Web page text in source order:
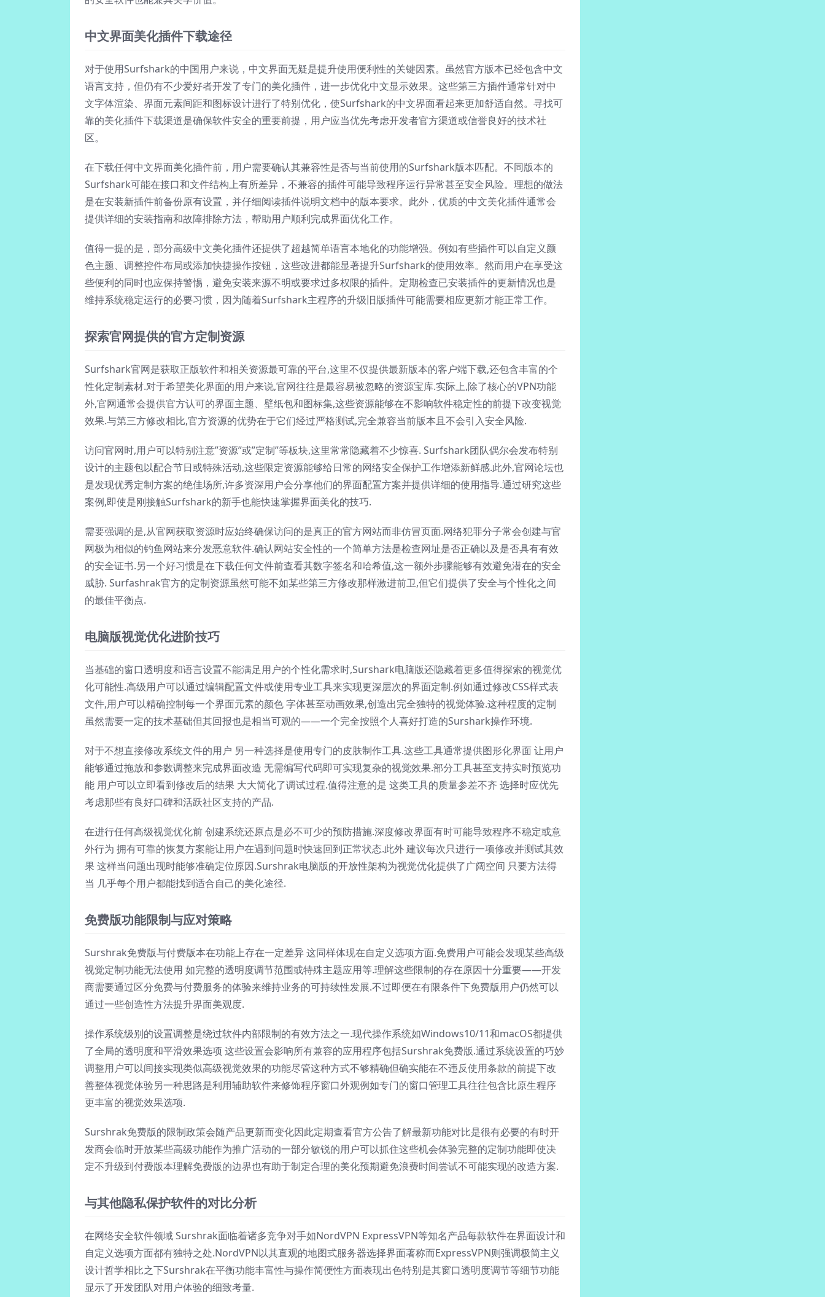
中文界面美化插件下载途径
对于使用Surfshark的中国用户来说，中文界面无疑是提升使用便利性的关键因素。虽然官方版本已经包含中文
语言支持，但仍有不少爱好者开发了专门的美化插件，进一步优化中文显示效果。这些第三方插件通常针对中
文字体渲染、界面元素间距和图标设计进行了特别优化，使Surfshark的中文界面看起来更加舒适自然。寻找可
靠的美化插件下载渠道是确保软件安全的重要前提，用户应当优先考虑开发者官方渠道或信誉良好的技术社
区。
在下载任何中文界面美化插件前，用户需要确认其兼容性是否与当前使用的Surfshark版本匹配。不同版本的
Surfshark可能在接口和文件结构上有所差异，不兼容的插件可能导致程序运行异常甚至安全风险。理想的做法
是在安装新插件前备份原有设置，并仔细阅读插件说明文档中的版本要求。此外，优质的中文美化插件通常会
提供详细的安装指南和故障排除方法，帮助用户顺利完成界面优化工作。
值得一提的是，部分高级中文美化插件还提供了超越简单语言本地化的功能增强。例如有些插件可以自定义颜
色主题、调整控件布局或添加快捷操作按钮，这些改进都能显著提升Surfshark的使用效率。然而用户在享受这
些便利的同时也应保持警惕，避免安装来源不明或要求过多权限的插件。定期检查已安装插件的更新情况也是
维持系统稳定运行的必要习惯，因为随着Surfshark主程序的升级旧版插件可能需要相应更新才能正常工作。
探索官网提供的官方定制资源
Surfshark官网是获取正版软件和相关资源最可靠的平台,这里不仅提供最新版本的客户端下载,还包含丰富的个
性化定制素材.对于希望美化界面的用户来说,官网往往是最容易被忽略的资源宝库.实际上,除了核心的VPN功能
外,官网通常会提供官方认可的界面主题、壁纸包和图标集,这些资源能够在不影响软件稳定性的前提下改变视觉
效果.与第三方修改相比,官方资源的优势在于它们经过严格测试,完全兼容当前版本且不会引入安全风险.
访问官网时,用户可以特别注意”资源”或”定制”等板块,这里常常隐藏着不少惊喜. Surfshark团队偶尔会发布特别
设计的主题包以配合节日或特殊活动,这些限定资源能够给日常的网络安全保护工作增添新鲜感.此外,官网论坛也
是发现优秀定制方案的绝佳场所,许多资深用户会分享他们的界面配置方案并提供详细的使用指导.通过研究这些
案例,即使是刚接触Surfshark的新手也能快速掌握界面美化的技巧.
需要强调的是,从官网获取资源时应始终确保访问的是真正的官方网站而非仿冒页面.网络犯罪分子常会创建与官
网极为相似的钓鱼网站来分发恶意软件.确认网站安全性的一个简单方法是检查网址是否正确以及是否具有有效
的安全证书.另一个好习惯是在下载任何文件前查看其数字签名和哈希值,这一额外步骤能够有效避免潜在的安全
威胁. Surfashrak官方的定制资源虽然可能不如某些第三方修改那样激进前卫,但它们提供了安全与个性化之间
的最佳平衡点.
电脑版视觉优化进阶技巧
当基础的窗口透明度和语言设置不能满足用户的个性化需求时,Surshark电脑版还隐藏着更多值得探索的视觉优
化可能性.高级用户可以通过编辑配置文件或使用专业工具来实现更深层次的界面定制.例如通过修改CSS样式表
文件,用户可以精确控制每一个界面元素的颜色 字体甚至动画效果,创造出完全独特的视觉体验.这种程度的定制
虽然需要一定的技术基础但其回报也是相当可观的——一个完全按照个人喜好打造的Surshark操作环境.
对于不想直接修改系统文件的用户 另一种选择是使用专门的皮肤制作工具.这些工具通常提供图形化界面 让用户
能够通过拖放和参数调整来完成界面改造 无需编写代码即可实现复杂的视觉效果.部分工具甚至支持实时预览功
能 用户可以立即看到修改后的结果 大大简化了调试过程.值得注意的是 这类工具的质量参差不齐 选择时应优先
考虑那些有良好口碑和活跃社区支持的产品.
在进行任何高级视觉优化前 创建系统还原点是必不可少的预防措施.深度修改界面有时可能导致程序不稳定或意
外行为 拥有可靠的恢复方案能让用户在遇到问题时快速回到正常状态.此外 建议每次只进行一项修改并测试其效
果 这样当问题出现时能够准确定位原因.Surshrak电脑版的开放性架构为视觉优化提供了广阔空间 只要方法得
当 几乎每个用户都能找到适合自己的美化途径.
免费版功能限制与应对策略
Surshrak免费版与付费版本在功能上存在一定差异 这同样体现在自定义选项方面.免费用户可能会发现某些高级
视觉定制功能无法使用 如完整的透明度调节范围或特殊主题应用等.理解这些限制的存在原因十分重要——开发
商需要通过区分免费与付费服务的体验来维持业务的可持续性发展.不过即便在有限条件下免费版用户仍然可以
通过一些创造性方法提升界面美观度.
操作系统级别的设置调整是绕过软件内部限制的有效方法之一.现代操作系统如Windows10/11和macOS都提供
了全局的透明度和平滑效果选项 这些设置会影响所有兼容的应用程序包括Surshrak免费版.通过系统设置的巧妙
调整用户可以间接实现类似高级视觉效果的功能尽管这种方式不够精确但确实能在不违反使用条款的前提下改
善整体视觉体验另一种思路是利用辅助软件来修饰程序窗口外观例如专门的窗口管理工具往往包含比原生程序
更丰富的视觉效果选项.
Surshrak免费版的限制政策会随产品更新而变化因此定期查看官方公告了解最新功能对比是很有必要的有时开
发商会临时开放某些高级功能作为推广活动的一部分敏锐的用户可以抓住这些机会体验完整的定制功能即使决
定不升级到付费版本理解免费版的边界也有助于制定合理的美化预期避免浪费时间尝试不可能实现的改造方案.
与其他隐私保护软件的对比分析
在网络安全软件领域 Surshrak面临着诸多竞争对手如NordVPN ExpressVPN等知名产品每款软件在界面设计和
自定义选项方面都有独特之处.NordVPN以其直观的地图式服务器选择界面著称而ExpressVPN则强调极简主义
设计哲学相比之下Surshrak在平衡功能丰富性与操作简便性方面表现出色特别是其窗口透明度调节等细节功能
显示了开发团队对用户体验的细致考量.